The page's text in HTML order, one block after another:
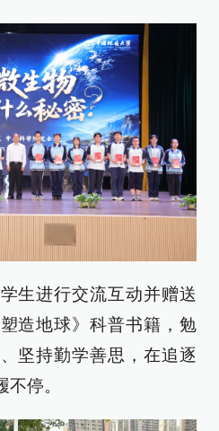
生进行交流互动并赠送
造地球》科普书籍，勉
坚持勤学善思，在追逐
停。